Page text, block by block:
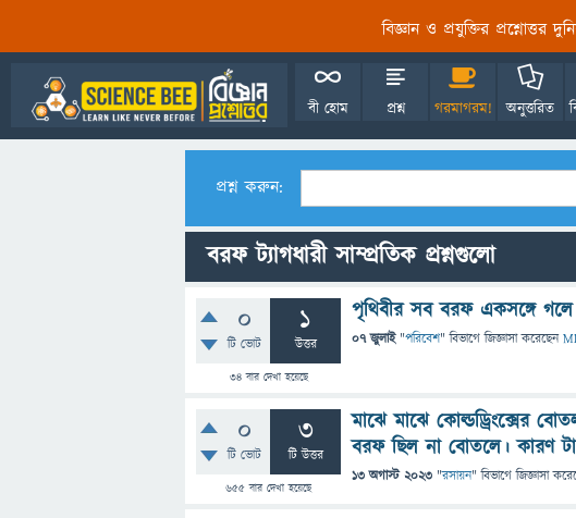
বিজ্ঞান ও প্রযুক্তির প্রশ্নোত্তর
বী হোম প্রশ্ন গরমাগরম! অনুত্তরিত
প্রশ্ন করুন:
বরফ ট্যাগধারী সাম্প্রতিক প্রশ্নগুলো
0
টি ভোট
1
উত্তর
34বার দেখা হয়েছে
পৃথিবীর সব বরফ একসঙ্গে গলে
07 জুলাই "পরিবেশ" বিভাগে জিজ্ঞাসাকরেছেন
0
টি ভোট
3
টি উত্তর
655 বার দেখা হয়েছে
মাঝে মাঝে কোল্ডড্রিংক্সের
বরফ ছিল না বোতলে। কারণ
13 অগাস্ট 2023 "রসায়ন" বিভাগে জিজ্ঞাসা